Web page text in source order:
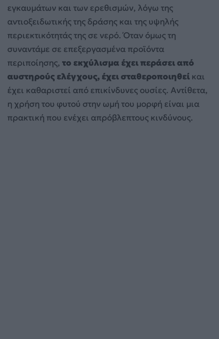
εγκαυμάτων και των ερεθισμών, λόγω της
αντιοξειδωτικής της δράσης και της υψηλής
περιεκτικότητάς της σε νερό. Όταν όμως τη
συναντάμε σε επεξεργασμένα προϊόντα
περιποίησης, το εκχύλισμα έχει περάσει από
αυστηρούς ελέγχους, έχει σταθεροποιηθεί και
έχει καθαριστεί από επικίνδυνες ουσίες. Αντίθετα,
η χρήση του φυτού στην ωμή του μορφή είναι μια
πρακτική που ενέχει απρόβλεπτους κινδύνους.